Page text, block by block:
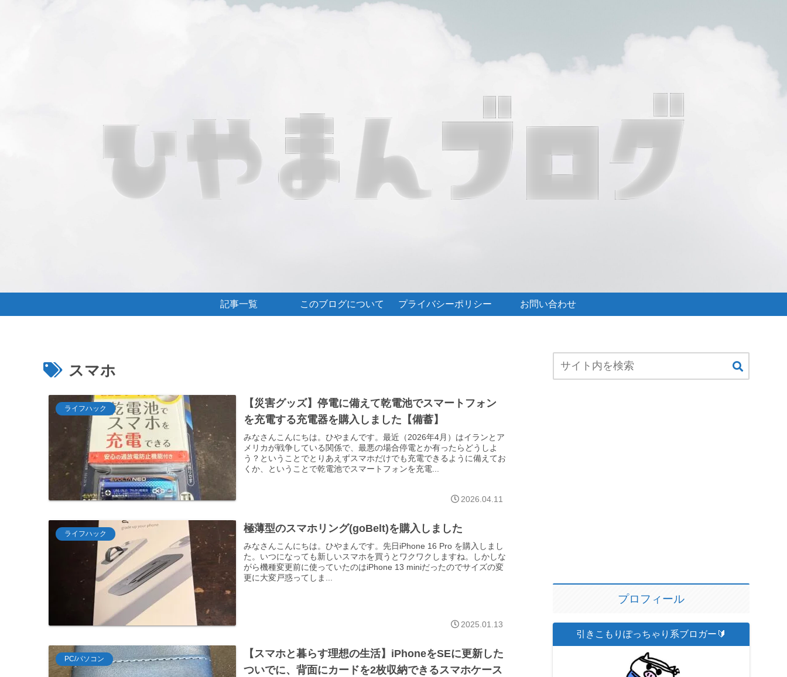
記事一覧 このブログについて プライバシーポリシー お問い合わせ
スマホ
ライフハック
【災害グッズ】停電に備えて乾電池でスマートフォン
を充電する充電器を購入しました【備蓄】
みなさんこんにちは。ひやまんです。最近（2026年4月）はイランとア
メリカが戦争している関係で、最悪の場合停電とか有ったらどうしよ
う？ということでとりあえずスマホだけでも充電できるように備えてお
くか、ということで乾電池でスマートフォンを充電...
2026.04.11
ライフハック 極薄型のスマホリング(goBelt)を購入しました
みなさんこんにちは。ひやまんです。先日iPhone 16 Pro を購入しまし
た。いつになっても新しいスマホを買うとワクワクしますね。しかしな
がら機種変更前に使っていたのはiPhone 13 miniだったのでサイズの変
更に大変戸惑ってしま...
2025.01.13
PC/パソコン
【スマホと暮らす理想の生活】iPhoneをSEに更新した
ついでに、背面にカードを2枚収納できるスマホケース
プロフィール
引きこもりぽっちゃり系ブロガー🔰